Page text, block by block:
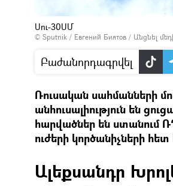
Սու-30ՍՄ
© Sputnik / Евгений Биятов / Անցնել
Բաժանորդագրվել
Ռուսական սահմանների
անհուսալիություն են
հարվածներ են ստանում
ուժերի կործանիչների
Ալեքսանդր